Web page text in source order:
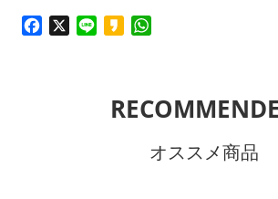
Facebook Line Kakao
オススメ商品